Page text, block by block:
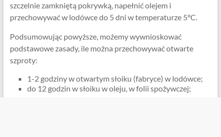
szczelnie zamkniętą pokrywką, napełnić olejem i
przechowywać w lodówce do 5 dni w temperaturze 5°C.
Podsumowując powyższe, możemy wywnioskować
podstawowe zasady, ile można przechowywać otwarte
szproty:
1-2 godziny w otwartym słoiku (fabryce) w lodówce;
do 12 godzin w słoiku w oleju, w folii spożywczej;